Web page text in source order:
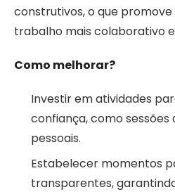
construtivos, o que
trabalho mais colaborativo
Como melhorar?
Investir em atividades
confiança, como
pessoais.
Estabelecer momentos
transparentes,